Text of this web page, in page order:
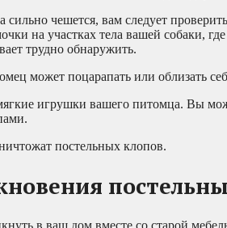
сильно чешется, вам следует
на участках тела вашей собаки,
трудно обнаружить.
может поцарапать или облизать
игрушки вашего питомца. Вы
постельных клопов.